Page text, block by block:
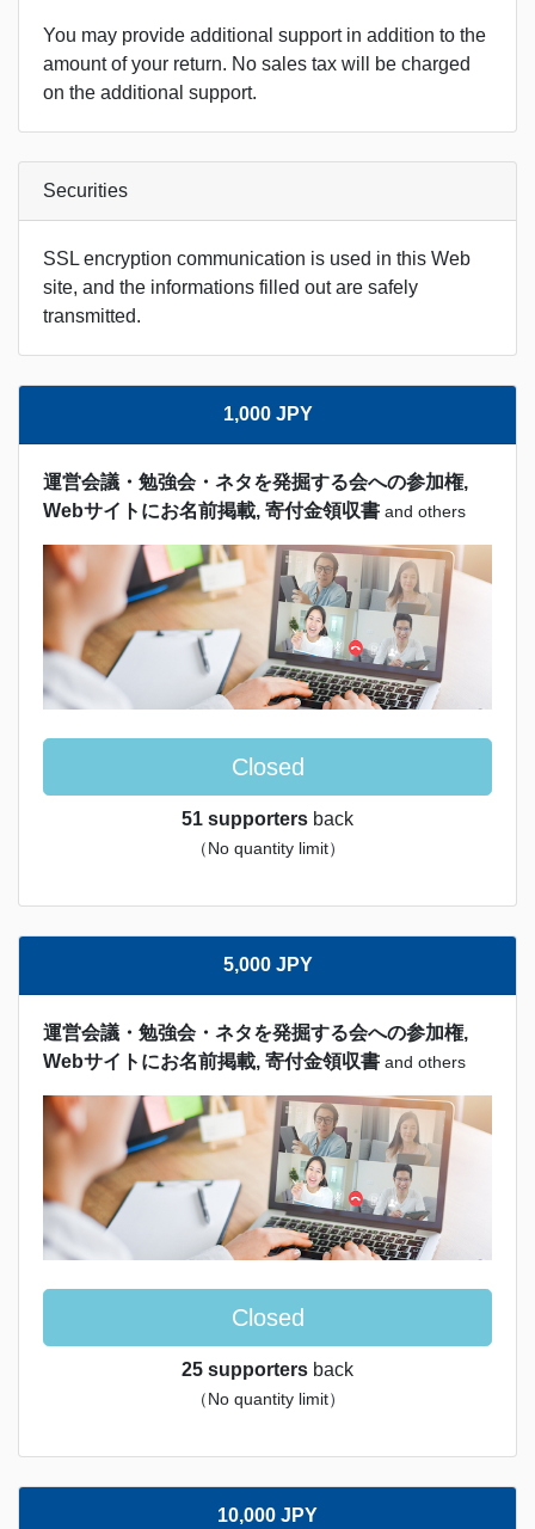
You may provide additional support in addition to the
amount of your return. No sales tax will be charged
on the additional support.
Securities
SSL encryption communication is used in this Web
site, and the informations filled out are safely
transmitted.
1,000 JPY
運営会議・勉強会・ネタを発掘する会への参加権,
Webサイトにお名前掲載, 寄付金領収書 and others
Closed
51 supporters back
（No quantity limit）
5,000 JPY
運営会議・勉強会・ネタを発掘する会への参加権,
Webサイトにお名前掲載, 寄付金領収書 and others
Closed
25 supporters back
（No quantity limit）
10,000 JPY